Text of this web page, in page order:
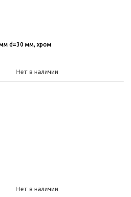
d=30 мм, хром
Нет в наличии
Нет в наличии